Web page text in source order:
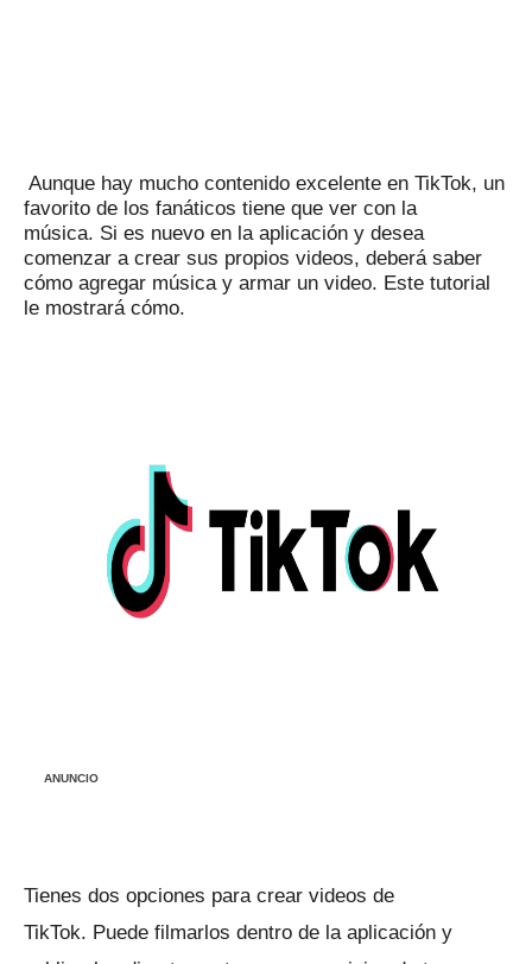
Aunque hay mucho contenido excelente en TikTok, un
favorito de los fanáticos tiene que ver con la
música. Si es nuevo en la aplicación y desea
comenzar a crear sus propios videos, deberá saber
cómo agregar música y armar un video. Este tutorial
le mostrará cómo.
ANUNCIO
Tienes dos opciones para crear videos de
TikTok. Puede filmarlos dentro de la aplicación y